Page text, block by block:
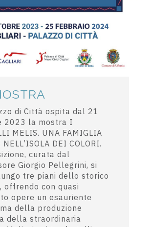
di Città ospita dal 21
2023 la mostra I
MELIS. UNA FAMIGLIA
NELL’ISOLA DEI COLORI.
curata dal
Giorgio Pellegrini, si
tre piani dello storico
offrendo con quasi
opere un esauriente
della produzione
della straordinaria